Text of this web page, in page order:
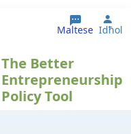
Maltese Idħol
The Better
Entrepreneurship
Policy Tool